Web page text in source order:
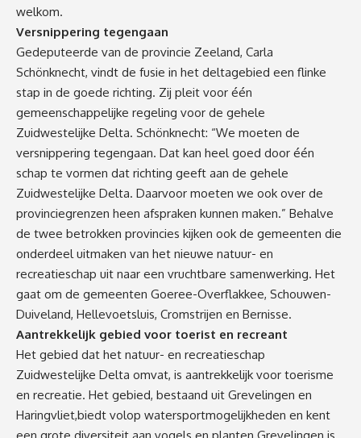
welkom.
Versnippering tegengaan
Gedeputeerde van de provincie Zeeland, Carla
Schönknecht, vindt de fusie in het deltagebied een flinke
stap in de goede richting. Zij pleit voor één
gemeenschappelijke regeling voor de gehele
Zuidwestelijke Delta. Schönknecht: “We moeten de
versnippering tegengaan. Dat kan heel goed door één
schap te vormen dat richting geeft aan de gehele
Zuidwestelijke Delta. Daarvoor moeten we ook over de
provinciegrenzen heen afspraken kunnen maken.” Behalve
de twee betrokken provincies kijken ook de gemeenten die
onderdeel uitmaken van het nieuwe natuur- en
recreatieschap uit naar een vruchtbare samenwerking. Het
gaat om de gemeenten Goeree-Overflakkee, Schouwen-
Duiveland, Hellevoetsluis, Cromstrijen en Bernisse.
Aantrekkelijk gebied voor toerist en recreant
Het gebied dat het natuur- en recreatieschap
Zuidwestelijke Delta omvat, is aantrekkelijk voor toerisme
en recreatie. Het gebied, bestaand uit Grevelingen en
Haringvliet,biedt volop watersportmogelijkheden en kent
een grote diversiteit aan vogels en planten.Grevelingen is